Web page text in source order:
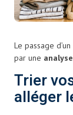
Le passage
par une
Trier
alléger